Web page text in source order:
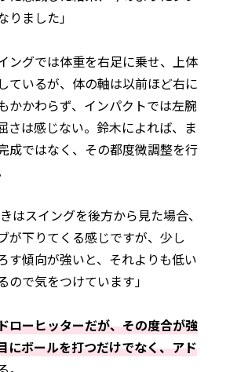
りました」
ングでは体重を右足に乗せ、上体
ているが、体の軸は以前ほど右に
かかわらず、インパクトでは左腕
さは感じない。鈴木によれば、ま
成ではなく、その都度微調整を行
はスイングを後方から見た場合、
が下りてくる感じですが、少し
す傾向が強いと、それよりも低い
ので気をつけています」
ローヒッターだが、その度合が強
にボールを打つだけでなく、アド